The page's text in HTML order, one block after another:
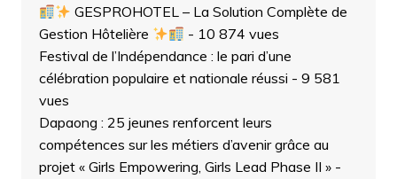
GESPROHOTEL – La Solution Complète de
Gestion Hôtelière
- 10 874 vues
Festival de l’Indépendance : le pari d’une
célébration populaire et nationale réussi - 9 581
vues
Dapaong : 25 jeunes renforcent leurs
compétences sur les métiers d’avenir grâce au
projet « Girls Empowering, Girls Lead Phase II »-